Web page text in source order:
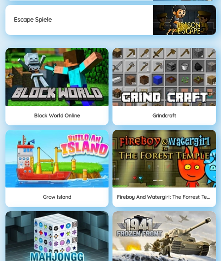
Escape Spiele
Block World Online Grindcraft
Grow Island Fireboy And Watergirl: The Forrest Temple